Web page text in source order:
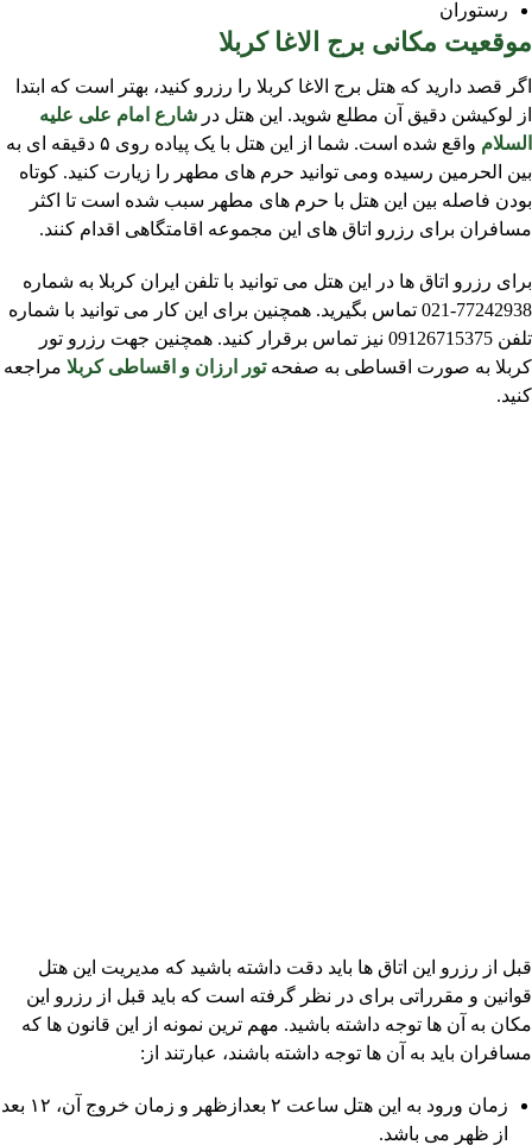
رستوران
موقعیت مکانی برج الاغا کربلا
اگر قصد دارید که هتل برج الاغا کربلا را رزرو کنید، بهتر است که ابتدا
از لوکیشن دقیق آن مطلع شوید. این هتل در شارع امام علی علیه
السلام
واقع شده است. شما از این هتل با یک پیاده روی ۵ دقیقه ای به
بین الحرمین رسیده ومی توانید حرم های مطهر را زیارت کنید. کوتاه
بودن فاصله بین این هتل با حرم های مطهر سبب شده است تا اکثر
مسافران برای رزرو اتاق های این مجموعه اقامتگاهی اقدام کنند.
برای رزرو اتاق ها در این هتل می توانید با تلفن ایران کربلا به شماره
77242938-021 تماس بگیرید. همچنین برای این کار می توانید با شماره
تلفن 09126715375 نیز تماس برقرار کنید. همچنین جهت رزرو تور
کربلا به صورت اقساطی به صفحهتور ارزان و اقساطی کربلا مراجعه
کنید.
قبل از رزرو این اتاق ها باید دقت داشته باشید که مدیریت این هتل
قوانین و مقرراتی برای در نظر گرفته است که باید قبل از رزرو این
مکان به آن ها توجه داشته باشید. مهم ترین نمونه از این قانون ها که
مسافران باید به آن ها توجه داشته باشند، عبارتند از:
زمان ورود به این هتل ساعت ۲ بعدازظهر و زمان خروج آن، ۱۲ بعد
از ظهر می باشد.